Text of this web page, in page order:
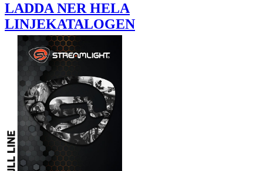
LADDA NER HELA
LINJEKATALOGEN